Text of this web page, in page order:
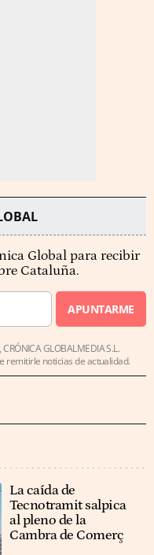
Global para recibir
Cataluña.
APUNTARME
GLOBALMEDIA S.L.
remitirle noticias de actualidad.
La caída de
Tecnotramit salpica
al pleno de la
Cambra de Comerç